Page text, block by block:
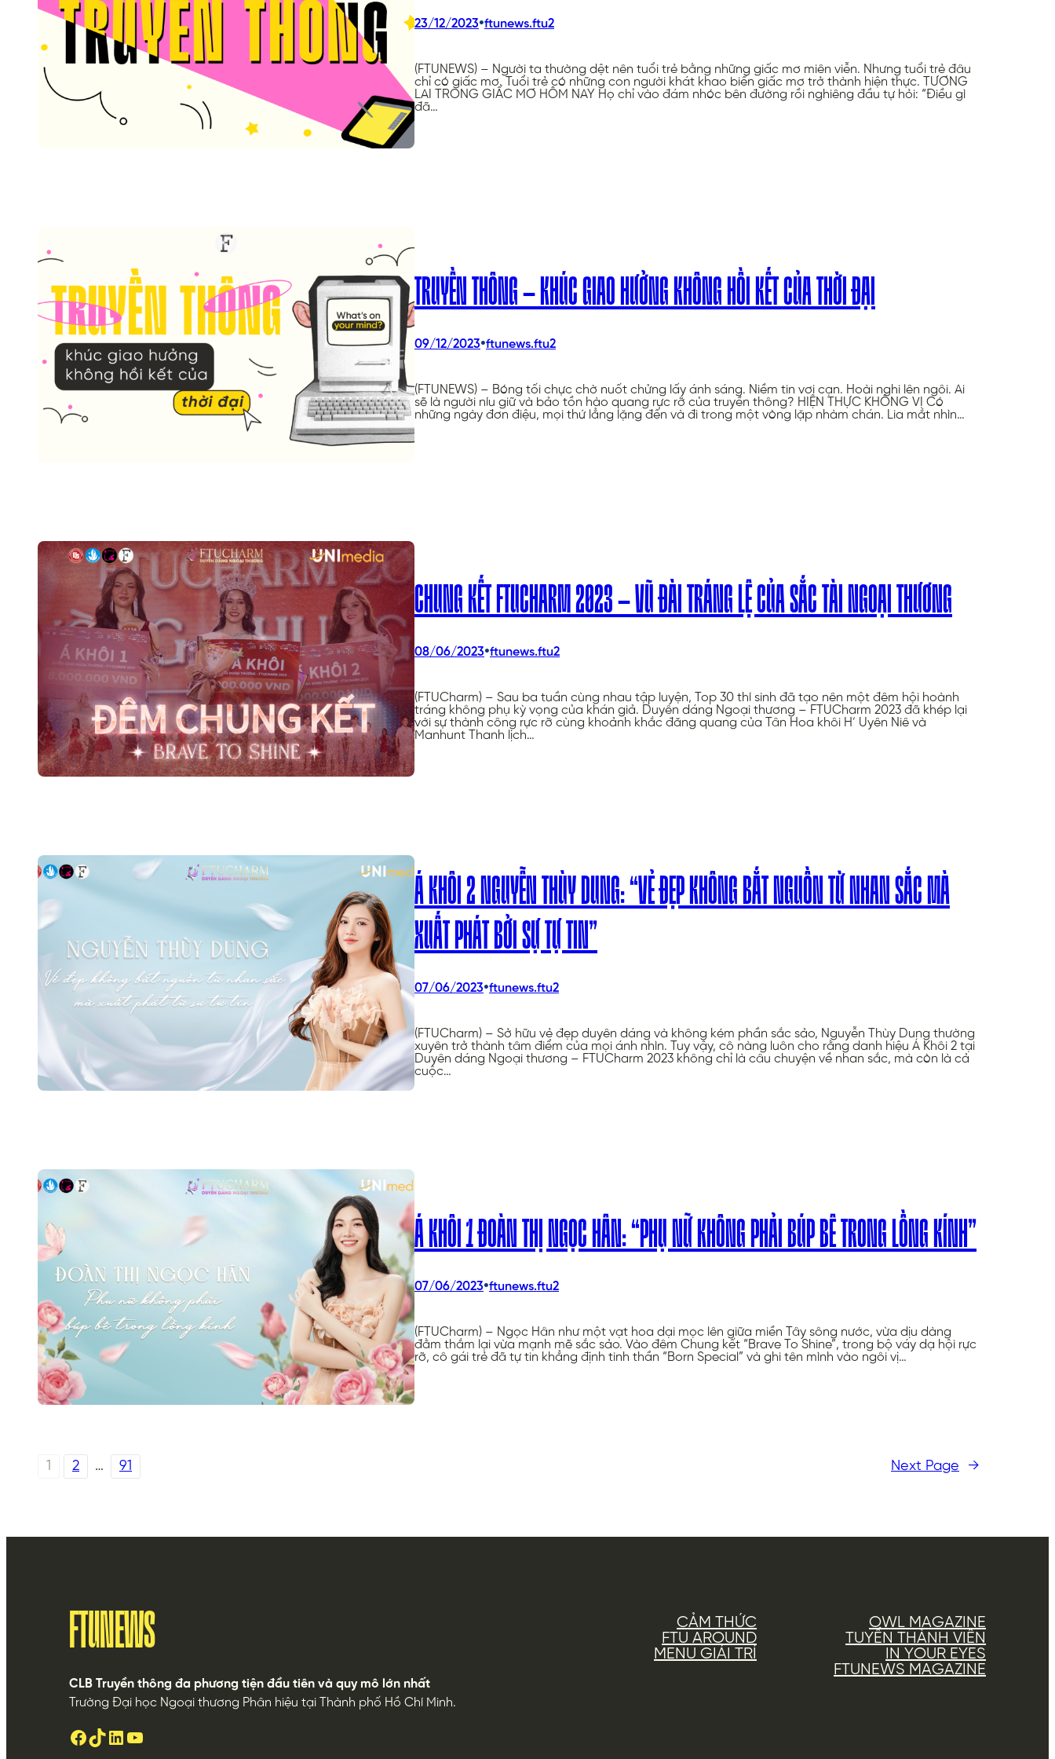
23/12/2023•ftunews.ftu2
(FTUNEWS) – Người ta thường dệt nên tuổi trẻ bằng những giấc mơ miên viễn. Nhưng tuổi trẻ đâu
chỉ có giấc mơ. Tuổi trẻ có những con người khát khao biến giấc mơ trở thành hiện thực. TƯƠNG
LAI TRONG GIẤC MƠ HÔM NAY Họ chỉ vào đám nhóc bên đường rồi nghiêng đầu tự hỏi: “Điều gì
đã…
TRUYỀN THÔNG – KHÚC GIAO HƯỞNG KHÔNG HỒI KẾT CỦA THỜI ĐẠI
09/12/2023•ftunews.ftu2
(FTUNEWS) – Bóng tối chực chờ nuốt chửng lấy ánh sáng. Niềm tin vơi cạn. Hoài nghi lên ngôi. Ai
sẽ là người níu giữ và bảo tồn hào quang rực rỡ của truyền thông? HIỆN THỰC KHÔNG VỊ Có
những ngày đơn điệu, mọi thứ lẳng lặng đến và đi trong một vòng lặp nhàm chán. Lia mắt nhìn…
CHUNG KẾT FTUCHARM 2023 – VŨ ĐÀI TRÁNG LỆ CỦA SẮC TÀI NGOẠI THƯƠNG
08/06/2023•ftunews.ftu2
(FTUCharm) – Sau ba tuần cùng nhau tập luyện, Top 30 thí sinh đã tạo nên một đêm hội hoành
tráng không phụ kỳ vọng của khán giả. Duyên dáng Ngoại thương – FTUCharm 2023 đã khép lại
với sự thành công rực rỡ cùng khoảnh khắc đăng quang của Tân Hoa khôi H’ Uyên Niê và
Manhunt Thanh lịch…
Á KHÔI 2 NGUYỄN THÙY DUNG: “VẺ ĐẸP KHÔNG BẮT NGUỒN TỪ NHAN SẮC MÀ
XUẤT PHÁT BỞI SỰ TỰ TIN”
07/06/2023•ftunews.ftu2
(FTUCharm) – Sở hữu vẻ đẹp duyên dáng và không kém phần sắc sảo, Nguyễn Thùy Dung thường
xuyên trở thành tâm điểm của mọi ánh nhìn. Tuy vậy, cô nàng luôn cho rằng danh hiệu Á Khôi 2 tại
Duyên dáng Ngoại thương – FTUCharm 2023 không chỉ là câu chuyện về nhan sắc, mà còn là cả
cuộc…
Á KHÔI 1 ĐOÀN THỊ NGỌC HÂN: “PHỤ NỮ KHÔNG PHẢI BÚP BÊ TRONG LỒNG KÍNH”
07/06/2023•ftunews.ftu2
(FTUCharm) – Ngọc Hân như một vạt hoa dại mọc lên giữa miền Tây sông nước, vừa dịu dàng
đằm thắm lại vừa mạnh mẽ sắc sảo. Vào đêm Chung kết “Brave To Shine”, trong bộ váy dạ hội rực
rỡ, cô gái trẻ đã tự tin khẳng định tinh thần “Born Special” và ghi tên mình vào ngôi vị…
1 2 … 91 Next Page →
FTUNEWS
CLB Truyền thông đa phương tiện đầu tiên và quy mô lớn nhất
Trường Đại học Ngoại thương Phân hiệu tại Thành phố Hồ Chí Minh.
CẢM THỨC
FTU AROUND
MENU GIẢI TRÍ
OWL MAGAZINE
TUYỂN THÀNH VIÊN
IN YOUR EYES
FTUNEWS MAGAZINE